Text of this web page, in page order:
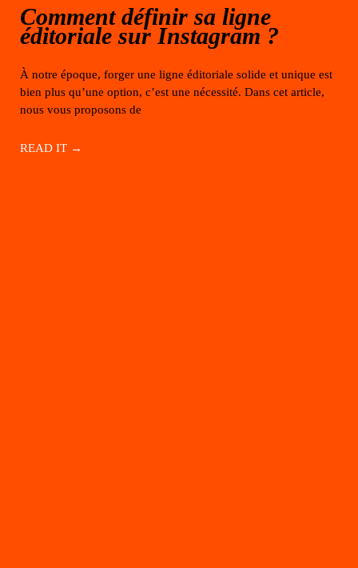
Comment définir sa ligne
éditoriale sur Instagram ?
À notre époque, forger une ligne éditoriale solide et unique est
bien plus qu’une option, c’est une nécessité. Dans cet article,
nous vous proposons de
READ IT →